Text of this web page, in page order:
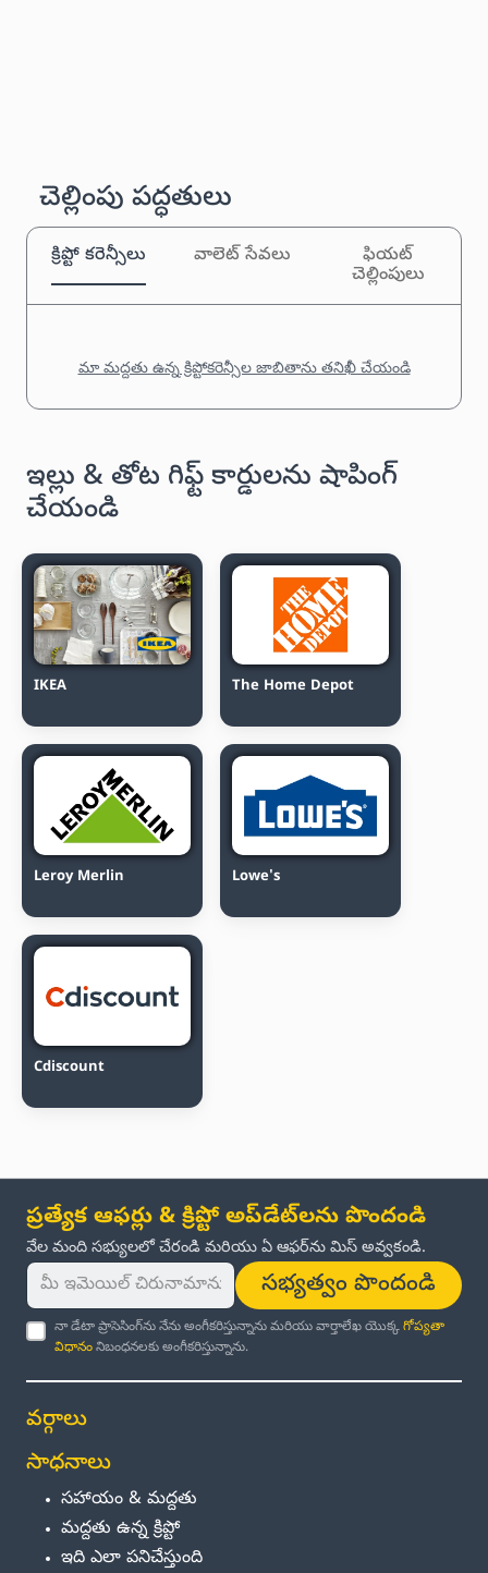
చెల్లింపు పద్ధతులు
క్రిప్టో కరెన్సీలు వాలెట్ సేవలు
ఫియట్
చెల్లింపులు
మా మద్దతు ఉన్న క్రిప్టోకరెన్సీల జాబితాను తనిఖీ చేయండి
ఇల్లు & తోట గిఫ్ట్ కార్డులను షాపింగ్
చేయండి
IKEA The Home Depot
Leroy Merlin Lowe's
Cdiscount
ప్రత్యేక ఆఫర్లు & క్రిప్టో అప్‌డేట్‌లను పొందండి
వేల మంది సభ్యులలో చేరండి మరియు ఏ ఆఫర్‌ను మిస్ అవ్వకండి.
సభ్యత్వం పొందండి
నా డేటా ప్రాసెసింగ్‌ను నేను అంగీకరిస్తున్నాను మరియు వార్తాలేఖ యొక్కగోప్యతా
విధానంనిబంధనలకు అంగీకరిస్తున్నాను.
వర్గాలు
సాధనాలు
సహాయం & మద్దతు
మద్దతు ఉన్న క్రిప్టో
ఇది ఎలా పనిచేస్తుంది